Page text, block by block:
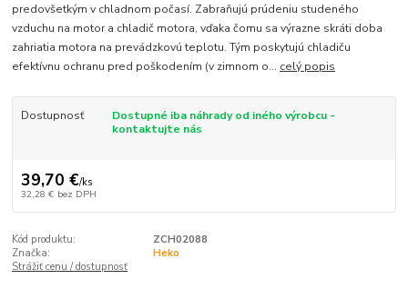
predovšetkým v chladnom počasí. Zabraňujú prúdeniu studeného
vzduchu na motor a chladič motora, vďaka čomu sa výrazne skráti doba
zahriatia motora na prevádzkovú teplotu. Tým poskytujú chladiču
efektívnu ochranu pred poškodením (v zimnom o... celý popis
Dostupnosť
Dostupné iba náhrady od iného výrobcu -
kontaktujte nás
39,70 €/ks
32,28 € bez DPH
Kód produktu:
ZCH02088
Značka:
Heko
Strážiť cenu / dostupnosť